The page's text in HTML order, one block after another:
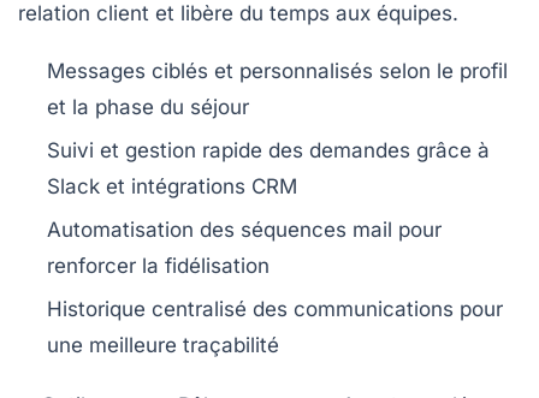
relation client et libère du temps aux équipes.
Messages ciblés et personnalisés selon le profil
et la phase du séjour
Suivi et gestion rapide des demandes grâce à
Slack et intégrations CRM
Automatisation des séquences mail pour
renforcer la fidélisation
Historique centralisé des communications pour
une meilleure traçabilité